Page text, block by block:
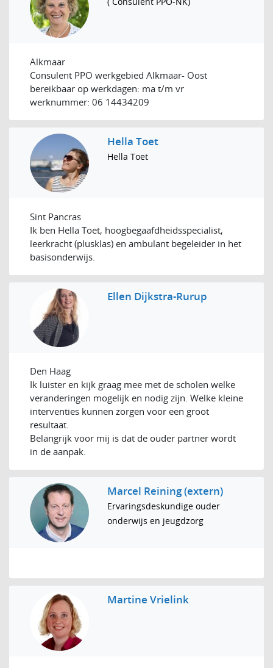
Alkmaar
Consulent PPO werkgebied Alkmaar- Oost
bereikbaar op werkdagen: ma t/m vr
werknummer: 06 14434209
Hella Toet
Hella Toet
Sint Pancras
Ik ben Hella Toet, hoogbegaafdheidsspecialist,
leerkracht (plusklas) en ambulant begeleider in het
basisonderwijs.
Ellen Dijkstra-Rurup
Den Haag
Ik luister en kijk graag mee met de scholen welke
veranderingen mogelijk en nodig zijn. Welke kleine
interventies kunnen zorgen voor een groot
resultaat.
Belangrijk voor mij is dat de ouder partner wordt
in de aanpak.
Marcel Reining (extern)
Ervaringsdeskundige ouder
onderwijs en jeugdzorg
Martine Vrielink